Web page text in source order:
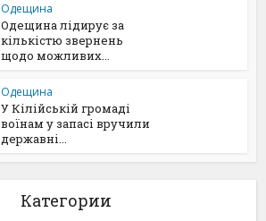
Одещина
Одещина лідирує за
кількістю звернень
щодо можливих...
Одещина
У Кілійській громаді
воїнам у запасі вручили
державні...
Категории